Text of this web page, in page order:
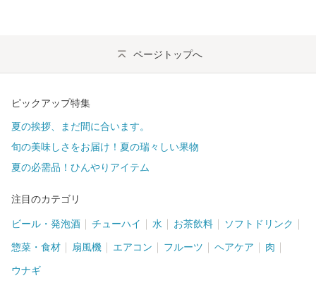
ページトップへ
ピックアップ特集
夏の挨拶、まだ間に合います。
旬の美味しさをお届け！夏の瑞々しい果物
夏の必需品！ひんやりアイテム
注目のカテゴリ
ビール・発泡酒 チューハイ 水 お茶飲料 ソフトドリンク
惣菜・食材 扇風機 エアコン フルーツ ヘアケア 肉
ウナギ